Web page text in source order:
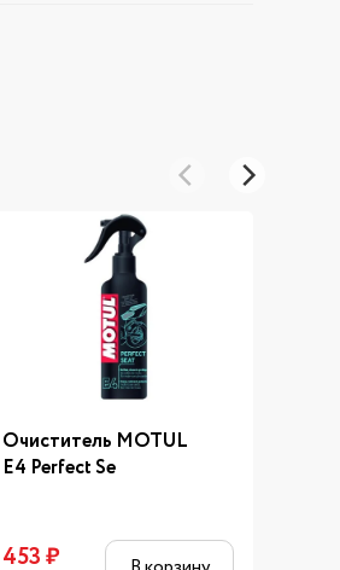
Очиститель MOTUL
E4 Perfect Se
453₽